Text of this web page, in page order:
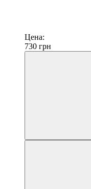
Цена:
730 грн